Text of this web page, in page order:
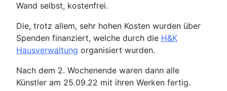
Wand selbst, kostenfrei.
Die, trotz allem, sehr hohen Kosten wurden über
Spenden finanziert, welche durch die H&K
Hausverwaltung organisiert wurden.
Nach dem 2. Wochenende waren dann alle
Künstler am 25.09.22 mit ihren Werken fertig.